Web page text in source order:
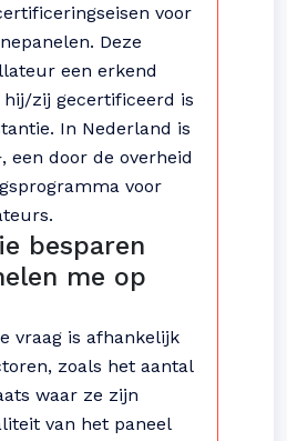
voor
Deze
een erkend
zij gecertificeerd is
In Nederland is
een door de overheid
voor
besparen
me op
vraag is afhankelijk
zoals het aantal
waar ze zijn
van het paneel